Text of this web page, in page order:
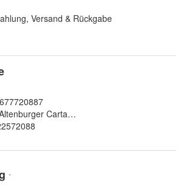
Versand & Rückgabe
ASS Altenburger Cartamundi
*